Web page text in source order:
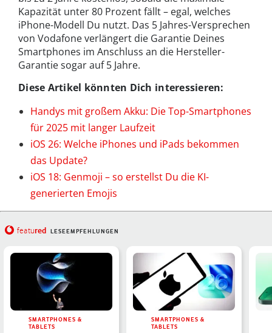
Kapazität unter 80 Prozent fällt – egal, welches
iPhone-Modell Du nutzt. Das 5 Jahres-Versprechen
von Vodafone verlängert die Garantie Deines
Smartphones im Anschluss an die Hersteller-
Garantie sogar auf 5 Jahre.
Diese Artikel könnten Dich interessieren:
Handys mit großem Akku: Die Top-Smartphones
für 2025 mit langer Laufzeit
iOS 26: Welche iPhones und iPads bekommen
das Update?
iOS 18: Genmoji – so erstellst Du die KI-
generierten Emojis
featured LESEEMPFEHLUNGEN
SMARTPHONES &
TABLETS
SMARTPHONES &
TABLETS